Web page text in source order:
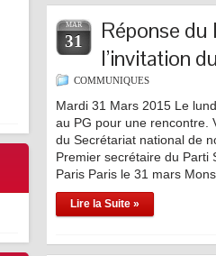
MAR
31
Réponse du
l’invitation
COMMUNIQUES
Mardi 31 Mars 2015 Le
au PG pour une rencontre.
du Secrétariat national de
Premier secrétaire du Parti
Paris Paris le 31 mars
Lire la Suite »